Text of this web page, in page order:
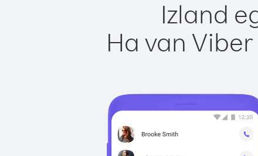
Izland
Ha van